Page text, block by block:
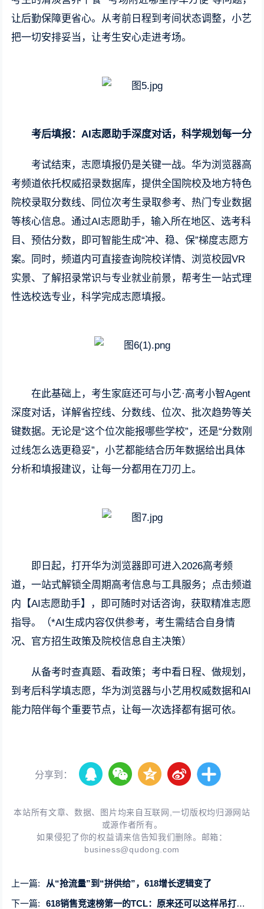
让后勤保障更省心。从考前日程到考间状态调整，小艺
把一切安排妥当，让考生安心走进考场。
考后填报：AI志愿助手深度对话，科学规划每一分
考试结束，志愿填报仍是关键一战。华为浏览器高
考频道依托权威招录数据库，提供全国院校及地方特色
院校录取分数线、同位次考生录取参考、热门专业数据
等核心信息。通过AI志愿助手，输入所在地区、选考科
目、预估分数，即可智能生成“冲、稳、保”梯度志愿方
案。同时，频道内可直接查询院校详情、浏览校园VR
实景、了解招录常识与专业就业前景，帮考生一站式理
性选校选专业，科学完成志愿填报。
在此基础上，考生家庭还可与小艺·高考小智Agent
深度对话，详解省控线、分数线、位次、批次趋势等关
键数据。无论是“这个位次能报哪些学校”，还是“分数刚
过线怎么选更稳妥”，小艺都能结合历年数据给出具体
分析和填报建议，让每一分都用在刀刃上。
即日起，打开华为浏览器即可进入2026高考频
道，一站式解锁全周期高考信息与工具服务；点击频道
内【AI志愿助手】，即可随时对话咨询，获取精准志愿
指导。（*AI生成内容仅供参考，考生需结合自身情
况、官方招生政策及院校信息自主决策）
从备考时查真题、看政策；考中看日程、做规划，
到考后科学填志愿，华为浏览器与小艺用权威数据和AI
能力陪伴每个重要节点，让每一次选择都有据可依。
分享到：
本站所有文章、数据、图片均来自互联网,一切版权均归源网站
或源作者所有。
如果侵犯了你的权益请来信告知我们删除。邮箱：
business@qudong.com
上一篇:
从“抢流量”到“拼供给”，618增长逻辑变了
下一篇:
618销售竞速榜第一的TCL：原来还可以这样吊打参数党！